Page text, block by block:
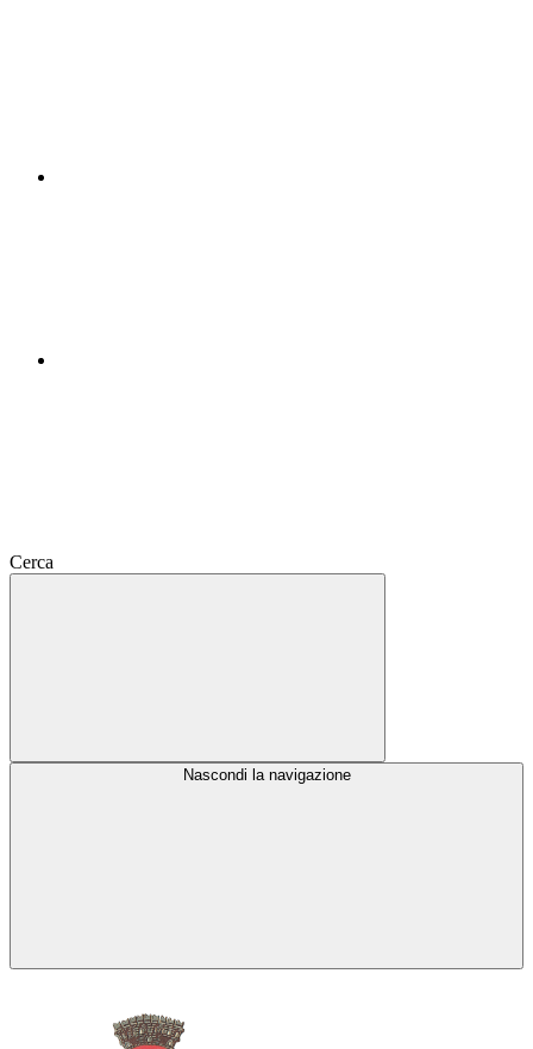
Cerca
Nascondi la navigazione